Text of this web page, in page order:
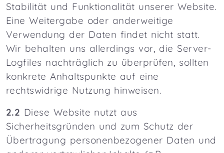
Stabilität und Funktionalität unserer Website.
Eine Weitergabe oder anderweitige
Verwendung der Daten findet nicht statt.
Wir behalten uns allerdings vor, die Server-
Logfiles nachträglich zu überprüfen, sollten
konkrete Anhaltspunkte auf eine
rechtswidrige Nutzung hinweisen.
2.2 Diese Website nutzt aus
Sicherheitsgründen und zum Schutz der
Übertragung personenbezogener Daten und